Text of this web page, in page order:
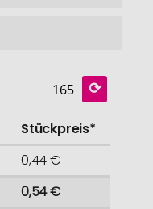
Stückpreis*
0,44 €
0,54 €